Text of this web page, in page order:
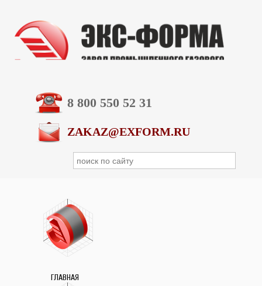
8 800 550 52 31
ZAKAZ@EXFORM.RU
ГЛАВНАЯ